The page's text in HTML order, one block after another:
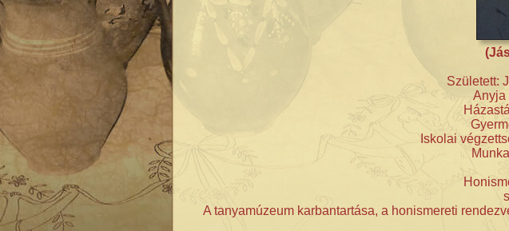
Született:
Anyja
Iskolai
A tanyamúzeum karbantartása, a honismereti